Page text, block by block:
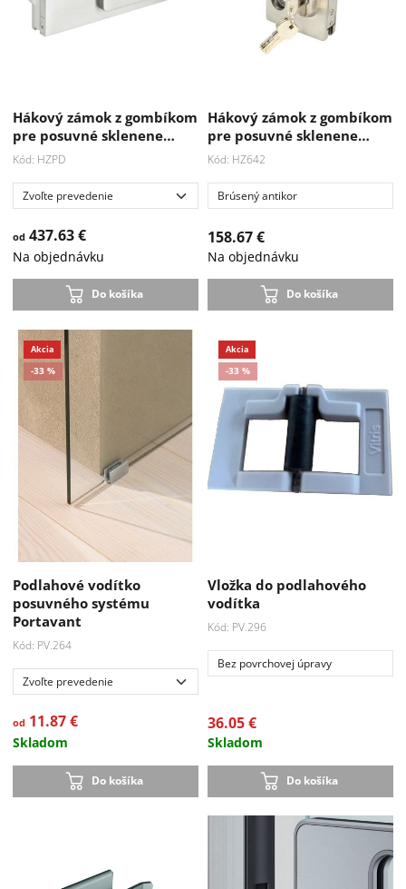
Hákový zámok z gombíkom
pre posuvné sklenene…
Kód: HZPD
od437.63 €
Na objednávku
Do košíka
Hákový zámok z gombíkom
pre posuvné sklenene…
Kód: HZ642
Brúsený antikor
158.67 €
Na objednávku
Do košíka
Podlahové vodítko
posuvného systému
Portavant
Kód: PV.264
od11.87 €
Skladom
Do košíka
Vložka do podlahového
vodítka
Kód: PV.296
Bez povrchovej úpravy
36.05 €
Skladom
Do košíka